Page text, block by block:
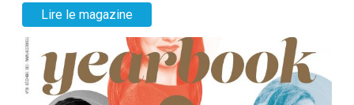
Lire le magazine